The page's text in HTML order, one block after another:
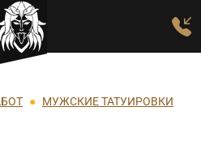
содержанию
МУЖСКИЕ ТАТУИРОВКИ